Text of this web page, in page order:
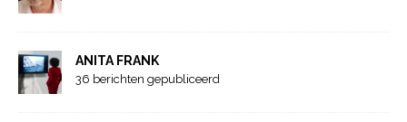
ANITA FRANK
36 berichten gepubliceerd